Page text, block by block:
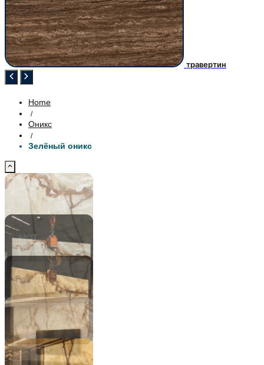
травертин
Home
/
Оникс
/
Зелёный оникс